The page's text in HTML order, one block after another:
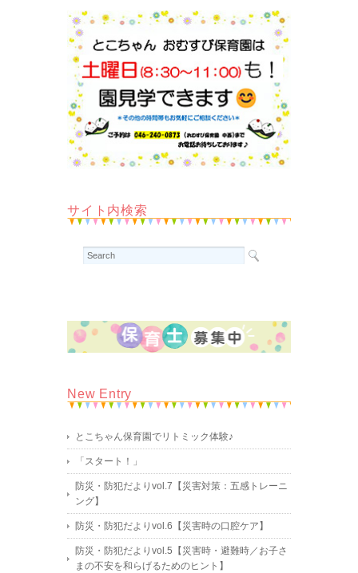
サイト内検索
New Entry
とこちゃん保育園でリトミック体験♪
「スタート！」
防災・防犯だよりvol.7【災害対策：五感トレーニ
ング】
防災・防犯だよりvol.6【災害時の口腔ケア】
防災・防犯だよりvol.5【災害時・避難時／お子さ
まの不安を和らげるためのヒント】